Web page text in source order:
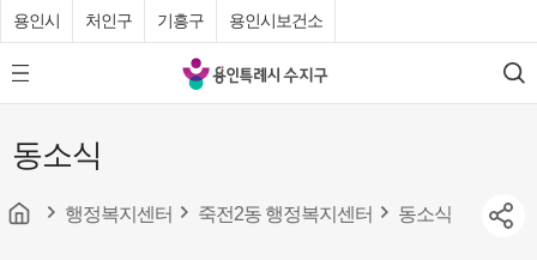
용인시 처인구 기흥구 용인시보건소
모
바
메
뉴
튼
용
인
수
검
색
동소식
행정복지센터 죽전2동 행정복지센터 동소식